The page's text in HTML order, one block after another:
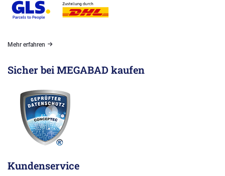
Mehr erfahren
Sicher bei MEGABAD kaufen
Kundenservice